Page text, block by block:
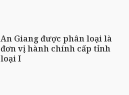
An Giang được phân loại là
đơn vị hành chính cấp tỉnh
loại I